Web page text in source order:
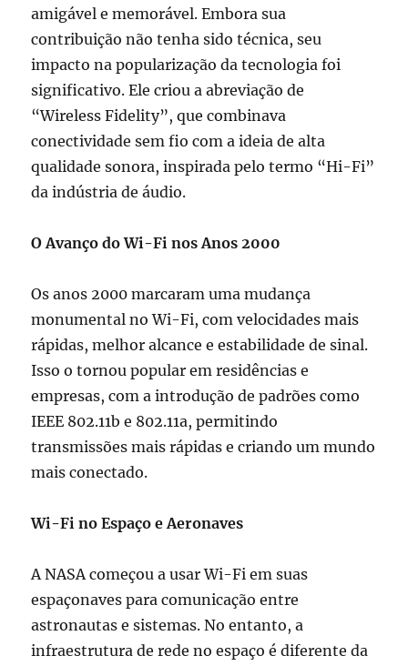
amigável e memorável. Embora sua
contribuição não tenha sido técnica, seu
impacto na popularização da tecnologia foi
significativo. Ele criou a abreviação de
“Wireless Fidelity”, que combinava
conectividade sem fio com a ideia de alta
qualidade sonora, inspirada pelo termo “Hi-Fi”
da indústria de áudio.
O Avanço do Wi-Fi nos Anos 2000
Os anos 2000 marcaram uma mudança
monumental no Wi-Fi, com velocidades mais
rápidas, melhor alcance e estabilidade de sinal.
Isso o tornou popular em residências e
empresas, com a introdução de padrões como
IEEE 802.11b e 802.11a, permitindo
transmissões mais rápidas e criando um mundo
mais conectado.
Wi-Fi no Espaço e Aeronaves
A NASA começou a usar Wi-Fi em suas
espaçonaves para comunicação entre
astronautas e sistemas. No entanto, a
infraestrutura de rede no espaço é diferente da